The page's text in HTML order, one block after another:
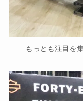
もっとも注目を